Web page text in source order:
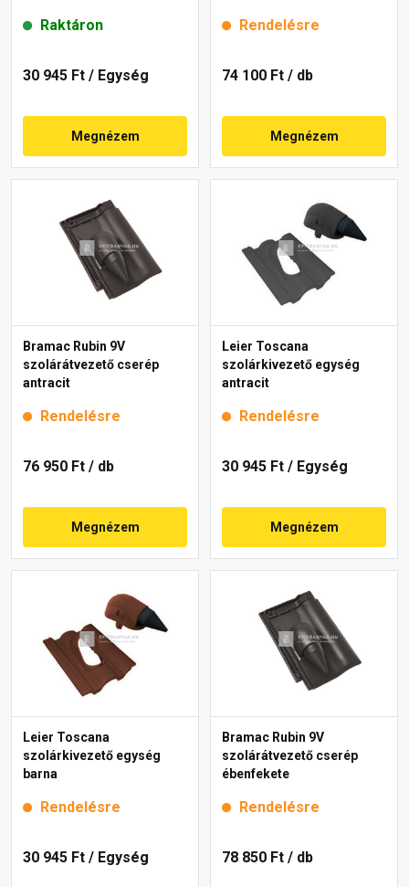
Raktáron
30 945 Ft / Egység
Megnézem
Rendelésre
74 100 Ft / db
Megnézem
Bramac Rubin 9V
szolárátvezető cserép
antracit
Rendelésre
76 950 Ft / db
Megnézem
Leier Toscana
szolárkivezető egység
antracit
Rendelésre
30 945 Ft / Egység
Megnézem
Leier Toscana
szolárkivezető egység
barna
Rendelésre
30 945 Ft / Egység
Bramac Rubin 9V
szolárátvezető cserép
ébenfekete
Rendelésre
78 850 Ft / db